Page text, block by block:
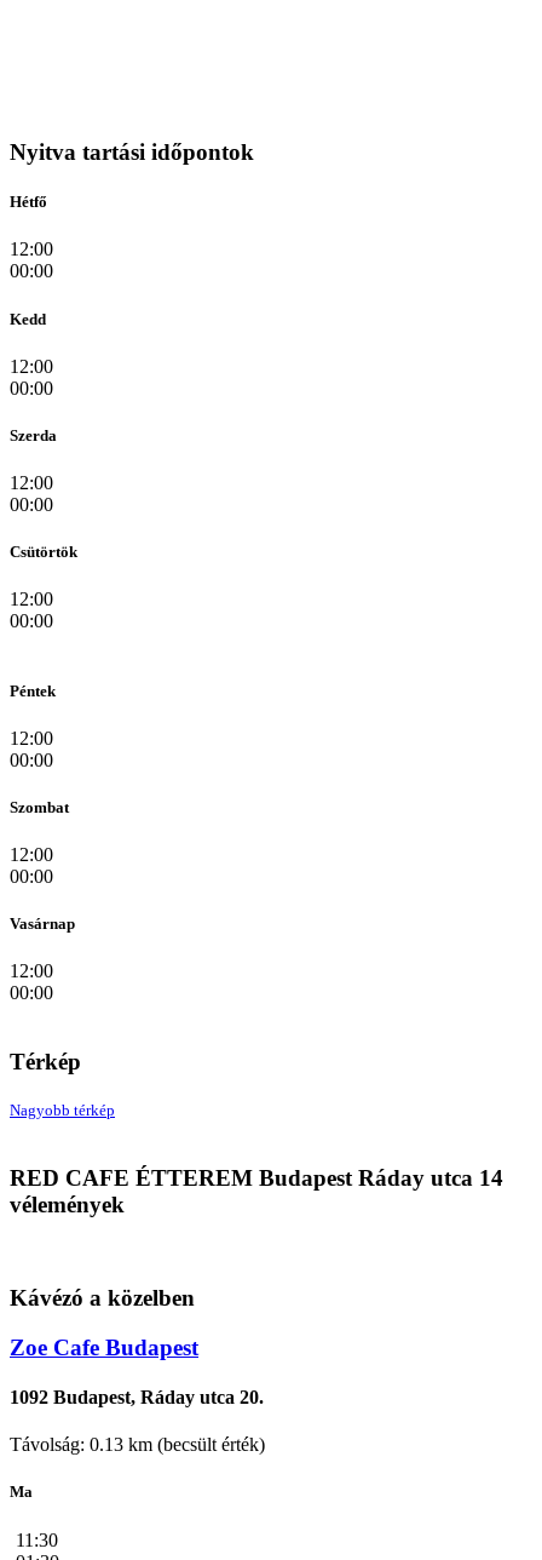
Nyitva tartási időpontok
Hétfő
12:00
00:00
Kedd
12:00
00:00
Szerda
12:00
00:00
Csütörtök
12:00
00:00
Péntek
12:00
00:00
Szombat
12:00
00:00
Vasárnap
12:00
00:00
Térkép
1092 Budapest, Ráday utca 14
Nagyobb térkép
RED CAFE ÉTTEREM Budapest Ráday utca 14
vélemények
Kávézó a közelben
Zoe Cafe Budapest
1092 Budapest, Ráday utca 20.
Távolság: 0.13 km (becsült érték)
Ma
11:30